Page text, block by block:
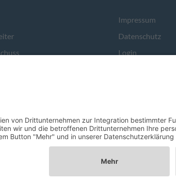
Impressum
Datenschutz
Login
Maßgeschneidert von derGestaltungsbude